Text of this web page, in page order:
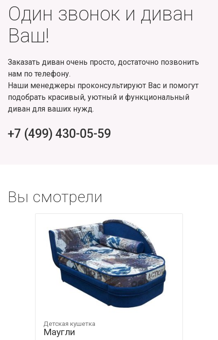
Один звонок и диван
Ваш!
Заказать диван очень просто, достаточно позвонить
нам по телефону.
Наши менеджеры проконсультируют Вас и помогут
подобрать красивый, уютный и функциональный
диван для ваших нужд.
+7 (499) 430-05-59
Вы смотрели
Детская кушетка
Маугли